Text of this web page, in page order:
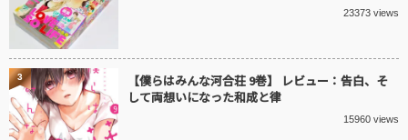
23373 views
【僕らはみんな河合荘 9巻】 レビュー：告白、そ
して両想いになった和成と律
15960 views
3